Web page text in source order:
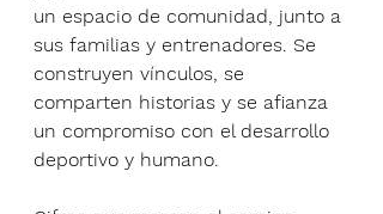
un espacio de comunidad, junto a
sus familias y entrenadores. Se
construyen vínculos, se
comparten historias y se afianza
un compromiso con el desarrollo
deportivo y humano.